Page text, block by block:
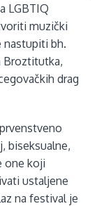
LGBTIQ
muzički
nastupiti bh.
Broztitutka,
drag
biseksualne,
one koji
ustaljene
na festival je